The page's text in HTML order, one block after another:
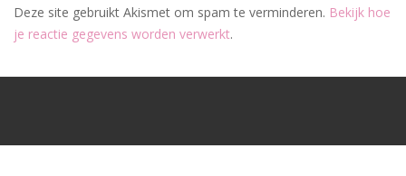
Deze site gebruikt Akismet om spam te verminderen. Bekijk hoe
je reactie gegevens worden verwerkt.